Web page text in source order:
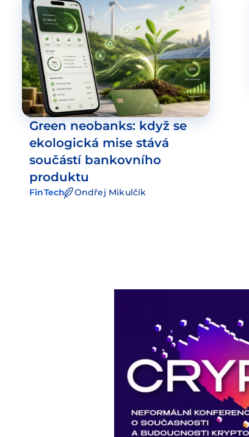
Green neobanks: když se
ekologická mise stává
součástí bankovního
produktu
FinTech Ondřej Mikulčík